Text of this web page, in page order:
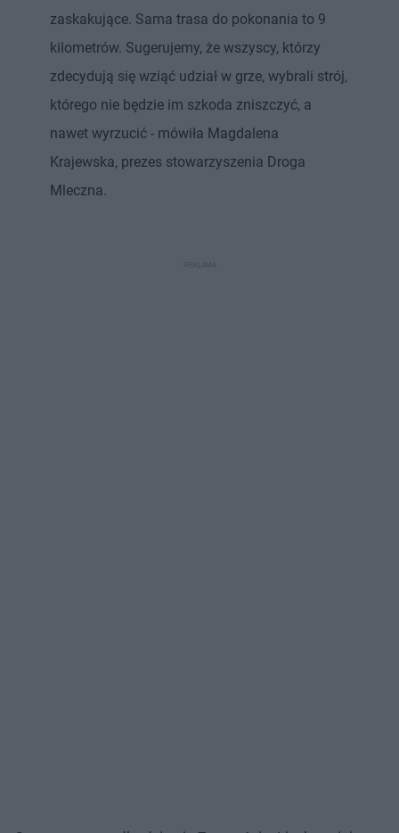
zaskakujące. Sama trasa do pokonania to 9
kilometrów. Sugerujemy, że wszyscy, którzy
zdecydują się wziąć udział w grze, wybrali strój,
którego nie będzie im szkoda zniszczyć, a
nawet wyrzucić - mówiła Magdalena
Krajewska, prezes stowarzyszenia Droga
Mleczna.